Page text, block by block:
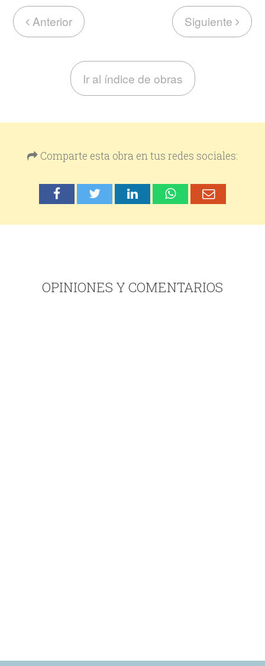
Anterior Siguiente
Ir al índice de obras
Comparte esta obra en tus redes sociales:
OPINIONES Y COMENTARIOS